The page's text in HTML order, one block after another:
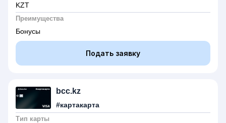
KZT
Преимущества
Бонусы
Подать заявку
bcc.kz
#картакарта
Тип карты